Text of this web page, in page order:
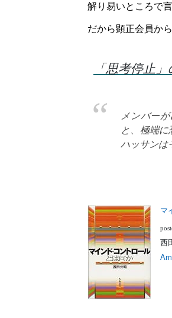
解り易いところで
だから顕正会員か
「思考停止
メンバー
と、極端
ハッサンは
マ
西